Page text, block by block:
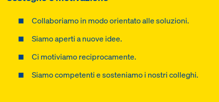
Collaboriamo in modo orientato alle soluzioni.
Siamo aperti a nuove idee.
Ci motiviamo reciprocamente.
Siamo competenti e sosteniamo i nostri colleghi.